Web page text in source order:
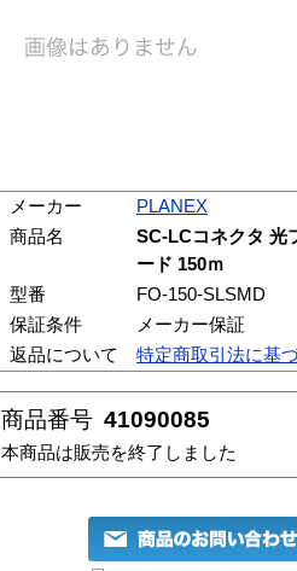
メーカー
PLANEX
商品名
SC-LCコネクタ 光
ード 150ｍ
型番
FO-150-SLSMD
保証条件
メーカー保証
返品について
特定商取引法に基
商品番号 41090085
本商品は販売を終了しました